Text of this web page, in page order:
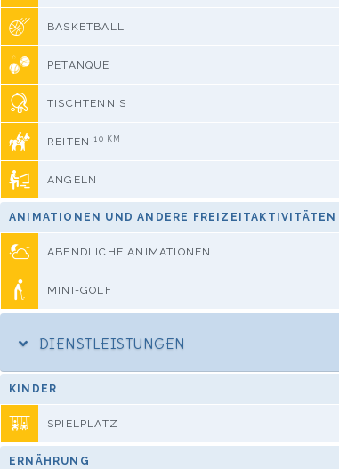
BASKETBALL
PETANQUE
TISCHTENNIS
REITEN 10 KM
ANGELN
ANIMATIONEN UND ANDERE FREIZEITAKTIVITÄTEN
ABENDLICHE ANIMATIONEN
MINI-GOLF
DIENSTLEISTUNGEN
KINDER
SPIELPLATZ
ERNÄHRUNG